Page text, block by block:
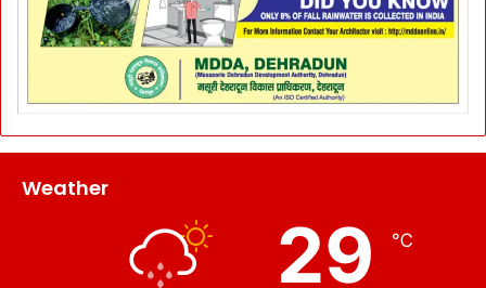
Weather
29 ℃